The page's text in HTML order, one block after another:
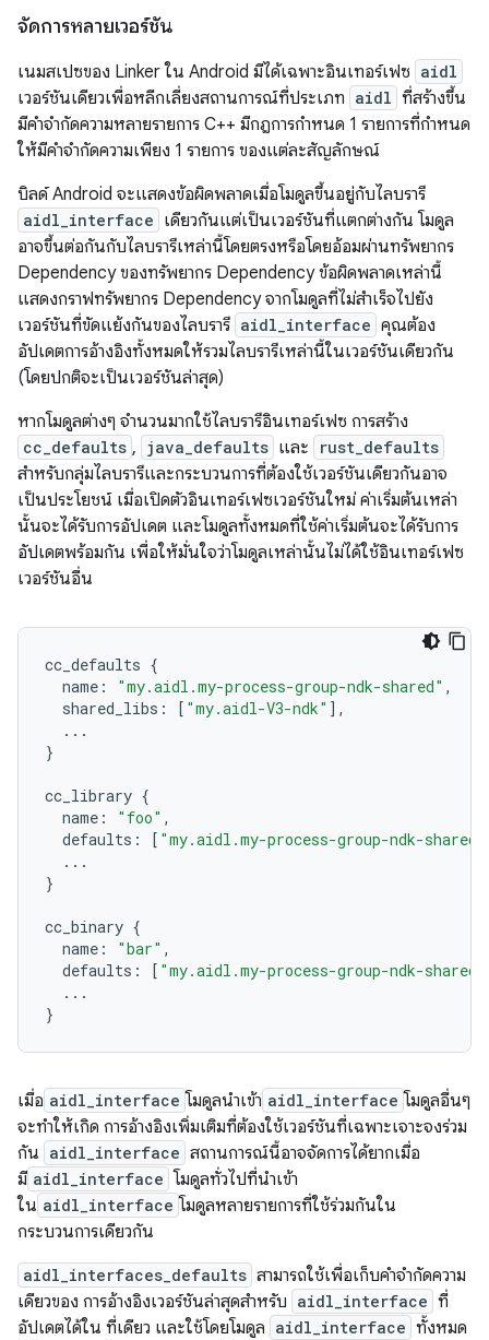
จัดการหลายเวอร์ชัน
เนมสเปซของ Linker ใน Android มีได้เฉพาะอินเทอร์เฟซ aidl
เวอร์ชันเดียวเพื่อหลีกเลี่ยงสถานการณ์ที่ประเภท aidl ที่สร้างขึ้น
มีคำจำกัดความหลายรายการ C++ มีกฎการกำหนด 1 รายการที่กำหนด
ให้มีคำจำกัดความเพียง 1 รายการ ของแต่ละสัญลักษณ์
บิลด์ Android จะแสดงข้อผิดพลาดเมื่อโมดูลขึ้นอยู่กับไลบรารี
aidl_interface เดียวกันแต่เป็นเวอร์ชันที่แตกต่างกัน โมดูล
อาจขึ้นต่อกันกับไลบรารีเหล่านี้โดยตรงหรือโดยอ้อมผ่านทรัพยากร
Dependency ของทรัพยากร Dependency ข้อผิดพลาดเหล่านี้
แสดงกราฟทรัพยากร Dependency จากโมดูลที่ไม่สำเร็จไปยัง
เวอร์ชันที่ขัดแย้งกันของไลบรารี aidl_interface คุณต้อง
อัปเดตการอ้างอิงทั้งหมดให้รวมไลบรารีเหล่านี้ในเวอร์ชันเดียวกัน
(โดยปกติจะเป็นเวอร์ชันล่าสุด)
หากโมดูลต่างๆ จำนวนมากใช้ไลบรารีอินเทอร์เฟซ การสร้าง
cc_defaults , java_defaults และ rust_defaults
สำหรับกลุ่มไลบรารีและกระบวนการที่ต้องใช้เวอร์ชันเดียวกันอาจ
เป็นประโยชน์ เมื่อเปิดตัวอินเทอร์เฟซเวอร์ชันใหม่ ค่าเริ่มต้นเหล่า
นั้นจะได้รับการอัปเดต และโมดูลทั้งหมดที่ใช้ค่าเริ่มต้นจะได้รับการ
อัปเดตพร้อมกัน เพื่อให้มั่นใจว่าโมดูลเหล่านั้นไม่ได้ใช้อินเทอร์เฟซ
เวอร์ชันอื่น
cc_defaults {
name : "my.aidl.my-process-group-ndk-shared" ,
shared_libs : [ "my.aidl-V3-ndk" ],
...
}
cc_library {
name : "foo" ,
defaults : [ "my.aidl.my-process-group-ndk-shared"
...
}
cc_binary {
name : "bar" ,
defaults : [ "my.aidl.my-process-group-ndk-shared"
...
}
เมื่อ aidl_interface โมดูลนำเข้า aidl_interface โมดูลอื่นๆ
จะทำให้เกิด การอ้างอิงเพิ่มเติมที่ต้องใช้เวอร์ชันที่เฉพาะเจาะจงร่วม
กัน aidl_interface สถานการณ์นี้อาจจัดการได้ยากเมื่อ
มี aidl_interface โมดูลทั่วไปที่นำเข้า
ใน aidl_interface โมดูลหลายรายการที่ใช้ร่วมกันใน
กระบวนการเดียวกัน
aidl_interfaces_defaults สามารถใช้เพื่อเก็บคำจำกัดความ
เดียวของ การอ้างอิงเวอร์ชันล่าสุดสำหรับ aidl_interface ที่
อัปเดตได้ใน ที่เดียว และใช้โดยโมดูล aidl_interface ทั้งหมด